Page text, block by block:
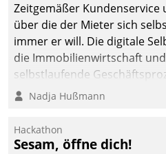
Zeitgemäßer Kundenservice
über die der Mieter sich
immer er will. Die digitale
die Immobilienwirtschaft
selbstlaufende
Kunde und smart der
Nadja Hußmann
Hackathon
Sesam, öffne dich!